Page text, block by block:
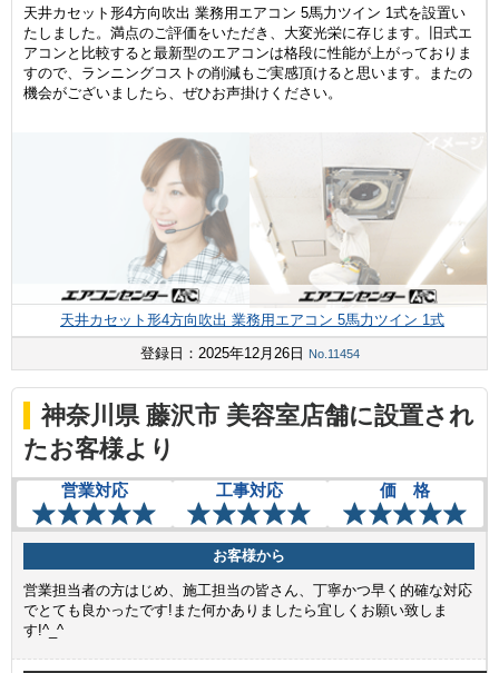
天井カセット形4方向吹出 業務用エアコン 5馬力ツイン 1式を設置い
たしました。満点のご評価をいただき、大変光栄に存じます。旧式エ
アコンと比較すると最新型のエアコンは格段に性能が上がっておりま
すので、ランニングコストの削減もご実感頂けると思います。またの
機会がございましたら、ぜひお声掛けください。
天井カセット形4方向吹出 業務用エアコン 5馬力ツイン 1式
登録日：2025年12月26日
No.11454
神奈川県 藤沢市 美容室店舗に設置され
たお客様より
営業対応 工事対応 価 格
お客様から
営業担当者の方はじめ、施工担当の皆さん、丁寧かつ早く的確な対応
でとても良かったです!また何かありましたら宜しくお願い致しま
す!^_^